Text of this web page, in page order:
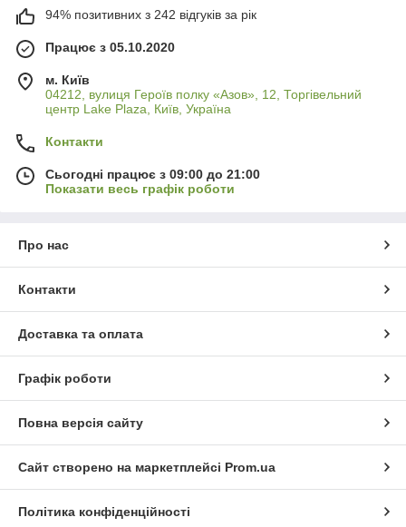
94% позитивних з 242 відгуків за рік
Працює з 05.10.2020
м. Київ
04212, вулиця Героїв полку «Азов», 12, Торгівельний
центр Lake Plaza, Київ, Україна
Контакти
Сьогодні працює з 09:00 до 21:00
Показати весь графік роботи
Про нас
Контакти
Доставка та оплата
Графік роботи
Повна версія сайту
Сайт створено на маркетплейсі Prom.ua
Політика конфіденційності